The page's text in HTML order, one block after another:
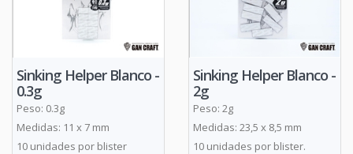
Sinking Helper Blanco -
0.3g
Peso: 0.3g
Medidas: 11 x 7 mm
10 unidades por blister
Sinking Helper Blanco -
2g
Peso: 2g
Medidas: 23,5 x 8,5 mm
10 unidades por blister.